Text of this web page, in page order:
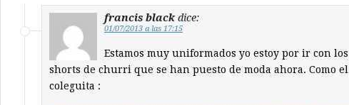
francis black dice:
01/07/2013 a las 17:15
Estamos muy uniformados yo estoy por ir con los
shorts de churri que se han puesto de moda ahora. Como el
coleguita :